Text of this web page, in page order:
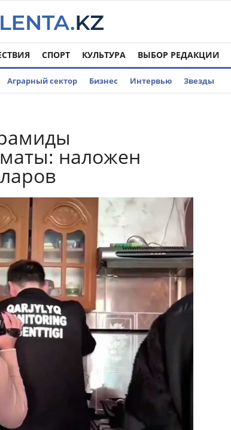
СПОРТ КУЛЬТУРА ВЫБОР РЕДАКЦИИ
Аграрный сектор Бизнес Интервью Звезды
наложен